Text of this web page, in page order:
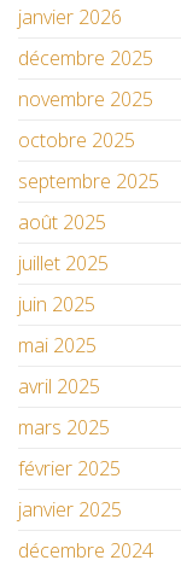
janvier 2026
décembre 2025
novembre 2025
octobre 2025
septembre 2025
août 2025
juillet 2025
juin 2025
mai 2025
avril 2025
mars 2025
février 2025
janvier 2025
décembre 2024